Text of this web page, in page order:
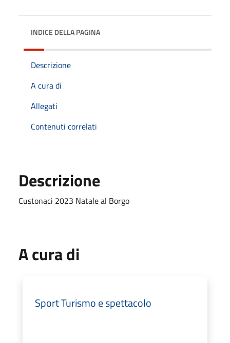
INDICE DELLA PAGINA
Descrizione
A cura di
Allegati
Contenuti correlati
Descrizione
Custonaci 2023 Natale al Borgo
A cura di
Sport Turismo e spettacolo